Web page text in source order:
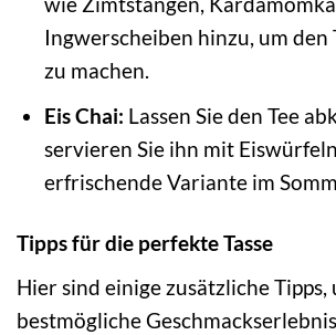
Ingwerscheiben hinzu, um den
zu machen.
Eis Chai: Lassen Sie den Tee
servieren Sie ihn mit
erfrischende Variante im
Tipps für die perfekte Tasse
Hier sind einige zusätzliche Tipps,
bestmögliche